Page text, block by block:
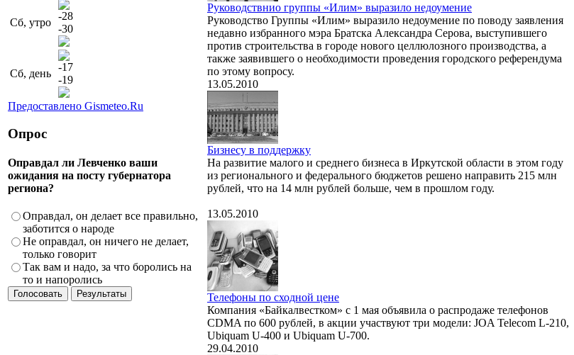
Сб, утро
-28
-30
Сб, день
-17
-19
Предоставлено Gismeteo.Ru
Опрос
Оправдал ли Левченко ваши
ожидания на посту губернатора
региона?
Оправдал, он делает все правильно,
заботится о народе
Не оправдал, он ничего не делает,
только говорит
Так вам и надо, за что боролись на
то и напоролись
Руководствнио группы «Илим» выразило недоумение
Руководство Группы «Илим» выразило недоумение по поводу заявления
недавно избранного мэра Братска Александра Серова, выступившего
против строительства в городе нового целлюлозного производства, а
также заявившего о необходимости проведения городского референдума
по этому вопросу.
13.05.2010
Бизнесу в поддержку
На развитие малого и среднего бизнеса в Иркутской области в этом году
из регионального и федерального бюджетов решено направить 215 млн
рублей, что на 14 млн рублей больше, чем в прошлом году.
13.05.2010
Телефоны по сходной цене
Компания «Байкалвестком» с 1 мая объявила о распродаже телефонов
CDMA по 600 рублей, в акции участвуют три модели: JOA Telecom L-210,
Ubiquam U-400 и Ubiquam U-700.
29.04.2010